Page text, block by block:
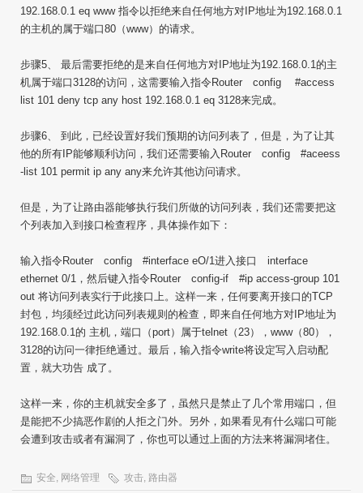
192.168.0.1 eq www 指令以拒绝来自任何地方对IP地址为192.168.0.1
的主机的属于端口80（www）的请求。
步骤5、 最后需要拒绝的是来自任何地方对IP地址为192.168.0.1的主
机属于端口3128的访问，这需要输入指令Router config #access
list 101 deny tcp any host 192.168.0.1 eq 3128来完成。
步骤6、 到此，已经设置好我们预期的访问列表了，但是，为了让其
他的所有IP能够顺利访问，我们还需要输入Router config #aceess
-list 101 permit ip any any来允许其他访问请求。
但是，为了让路由器能够执行我们所做的访问列表，我们还需要把这
个列表加入到接口检查程序，具体操作如下：
输入指令Router config #interface eO/1进入接口 interface
ethernet 0/1，然后键入指令Router config-if #ip access-group 101
out 将访问列表实行于此接口上。这样一来，任何要离开接口的TCP
封包，均须经过此访问列表规则的检查，即来自任何地方对IP地址为
192.168.0.1的 主机，端口（port）属于telnet（23），www（80），
3128的访问一律拒绝通过。最后，输入指令write将设定写入启动配
置，就大功告 成了。
这样一来，你的主机就安全多了，虽然只是禁止了几个常用端口，但
是能把不少搞恶作剧的人拒之门外。另外，如果看见有什么端口可能
会遭到攻击或者有漏洞了，你也可以通过上面的方法来将漏洞堵住。
安全, 网络管理 攻击, 路由器